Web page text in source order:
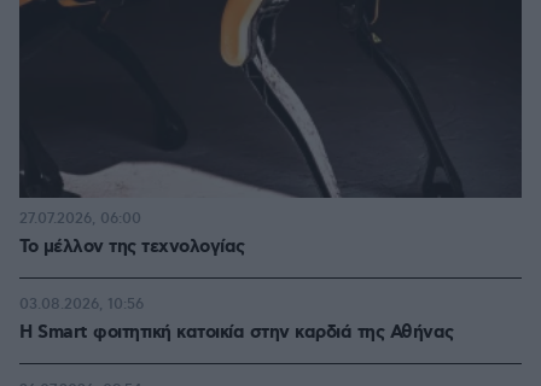
Το μέλλον της τεχνολογίας
27.07.2026, 06:00
Η Smart φοιτητική κατοικία στην καρδιά της Αθήνας
03.08.2026, 10:56